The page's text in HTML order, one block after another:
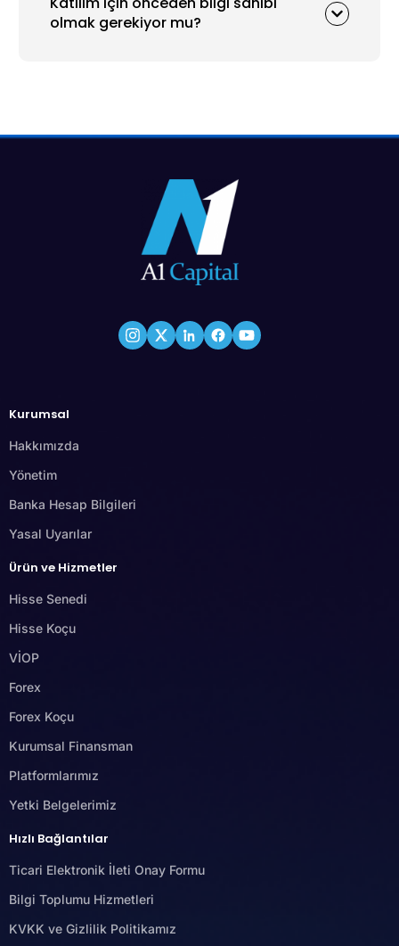
olmak gerekiyor mu?
Kurumsal
Hakkımızda
Yönetim
Banka Hesap Bilgileri
Yasal Uyarılar
Ürün ve Hizmetler
Hisse Senedi
Hisse Koçu
VİOP
Forex
Forex Koçu
Kurumsal Finansman
Platformlarımız
Yetki Belgelerimiz
Hızlı Bağlantılar
Ticari Elektronik İleti Onay Formu
Bilgi Toplumu Hizmetleri
KVKK ve Gizlilik Politikamız